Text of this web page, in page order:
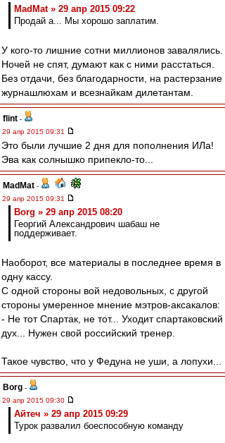
MadMat » 29 апр 2015 09:22
Продай а... Мы хорошо заплатим.
У кого-то лишние сотни миллионов завалялись.
Ночей не спят, думают как с ними расстаться.
Без отдачи, без благодарности, на растерзание
журнашлюхам и всезнайкам дилетантам.
flint -
29 апр 2015 09:31
Это были лучшие 2 дня для пополнения ИЛа!
Эва как солнышко припекло-то...
MadMat -
29 апр 2015 09:31
Borg » 29 апр 2015 08:20
Георгий Александрович шабаш не
поддерживает.
Наоборот, все материалы в последнее время в
одну кассу.
С одной стороны вой недовольных, с другой
стороны умеренное мнение мэтров-аксакалов:
- Не тот Спартак, не тот... Уходит спартаковский
дух... Нужен свой российский тренер.
Такое чувство, что у Федуна не уши, а лопухи...
Borg -
29 апр 2015 09:30
Айтеч » 29 апр 2015 09:29
Турок развалил боеспособную команду